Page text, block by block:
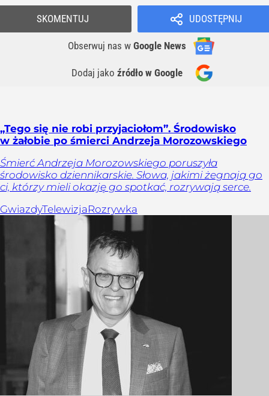
UDOSTĘPNIJ
Obserwuj nas w Google News
Dodaj jako źródło w Google
SKOMENTUJ
„Tego się nie robi przyjaciołom”. Środowisko
w żałobie po śmierci Andrzeja Morozowskiego
Śmierć Andrzeja Morozowskiego poruszyła
środowisko dziennikarskie. Słowa, jakimi żegnają go
ci, którzy mieli okazję go spotkać, rozrywają serce.
GwiazdyTelewizjaRozrywka